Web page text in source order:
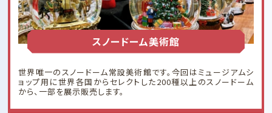
スノードーム美術館
世界唯一のスノードーム常設美術館です。今回はミュージアムシ
ョップ用に世界各国からセレクトした200種以上のスノードーム
から、一部を展示販売します。